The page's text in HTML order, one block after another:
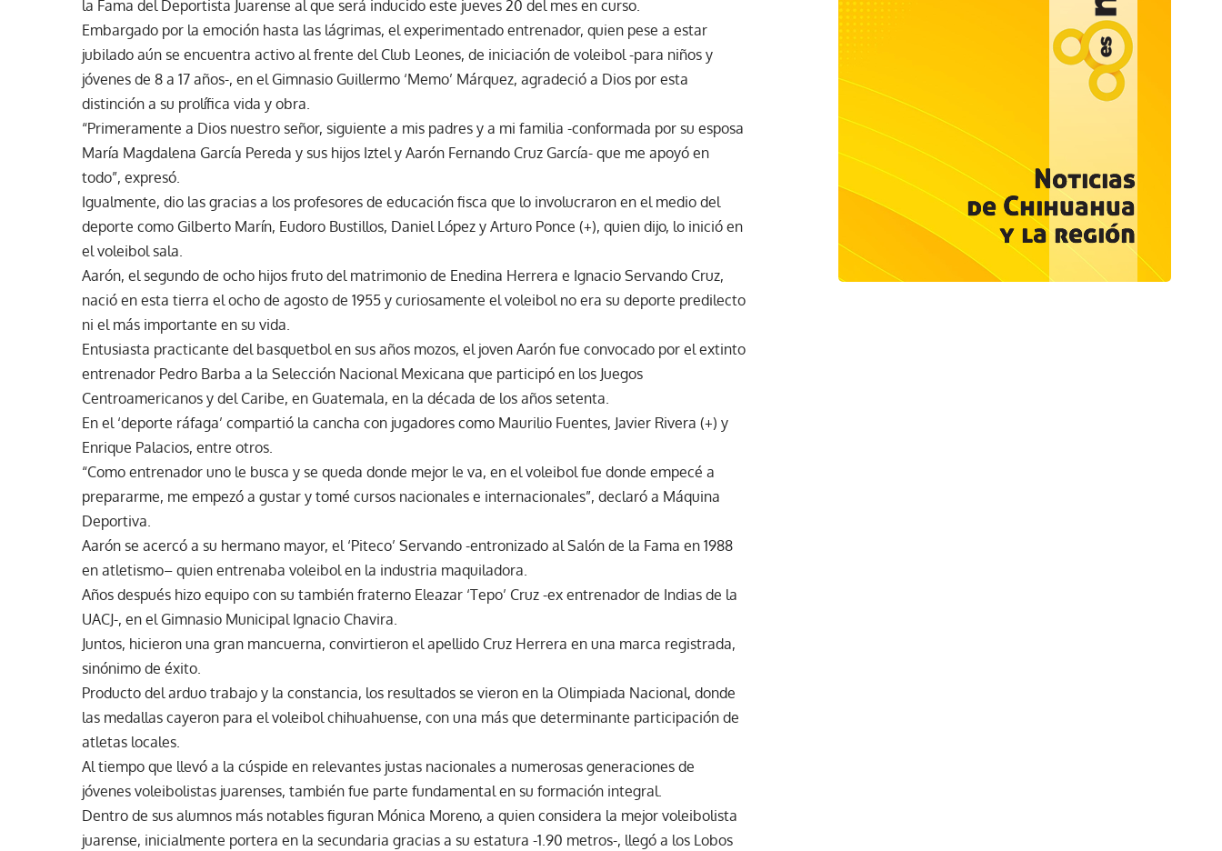
la Fama del Deportista Juarense al que será inducido este jueves 20 del mes en curso.
Embargado por la emoción hasta las lágrimas, el experimentado entrenador, quien pese a estar
jubilado aún se encuentra activo al frente del Club Leones, de iniciación de voleibol -para niños y
jóvenes de 8 a 17 años-, en el Gimnasio Guillermo ‘Memo’ Márquez, agradeció a Dios por esta
distinción a su prolífica vida y obra.
“Primeramente a Dios nuestro señor, siguiente a mis padres y a mi familia -conformada por su esposa
María Magdalena García Pereda y sus hijos Iztel y Aarón Fernando Cruz García- que me apoyó en
todo”, expresó.
Igualmente, dio las gracias a los profesores de educación fisca que lo involucraron en el medio del
deporte como Gilberto Marín, Eudoro Bustillos, Daniel López y Arturo Ponce (+), quien dijo, lo inició en
el voleibol sala.
Aarón, el segundo de ocho hijos fruto del matrimonio de Enedina Herrera e Ignacio Servando Cruz,
nació en esta tierra el ocho de agosto de 1955 y curiosamente el voleibol no era su deporte predilecto
ni el más importante en su vida.
Entusiasta practicante del basquetbol en sus años mozos, el joven Aarón fue convocado por el extinto
entrenador Pedro Barba a la Selección Nacional Mexicana que participó en los Juegos
Centroamericanos y del Caribe, en Guatemala, en la década de los años setenta.
En el ‘deporte ráfaga’ compartió la cancha con jugadores como Maurilio Fuentes, Javier Rivera (+) y
Enrique Palacios, entre otros.
“Como entrenador uno le busca y se queda donde mejor le va, en el voleibol fue donde empecé a
prepararme, me empezó a gustar y tomé cursos nacionales e internacionales”, declaró a Máquina
Deportiva.
Aarón se acercó a su hermano mayor, el ‘Piteco’ Servando -entronizado al Salón de la Fama en 1988
en atletismo– quien entrenaba voleibol en la industria maquiladora.
Años después hizo equipo con su también fraterno Eleazar ‘Tepo’ Cruz -ex entrenador de Indias de la
UACJ-, en el Gimnasio Municipal Ignacio Chavira.
Juntos, hicieron una gran mancuerna, convirtieron el apellido Cruz Herrera en una marca registrada,
sinónimo de éxito.
Producto del arduo trabajo y la constancia, los resultados se vieron en la Olimpiada Nacional, donde
las medallas cayeron para el voleibol chihuahuense, con una más que determinante participación de
atletas locales.
Al tiempo que llevó a la cúspide en relevantes justas nacionales a numerosas generaciones de
jóvenes voleibolistas juarenses, también fue parte fundamental en su formación integral.
Dentro de sus alumnos más notables figuran Mónica Moreno, a quien considera la mejor voleibolista
juarense, inicialmente portera en la secundaria gracias a su estatura -1.90 metros-, llegó a los Lobos